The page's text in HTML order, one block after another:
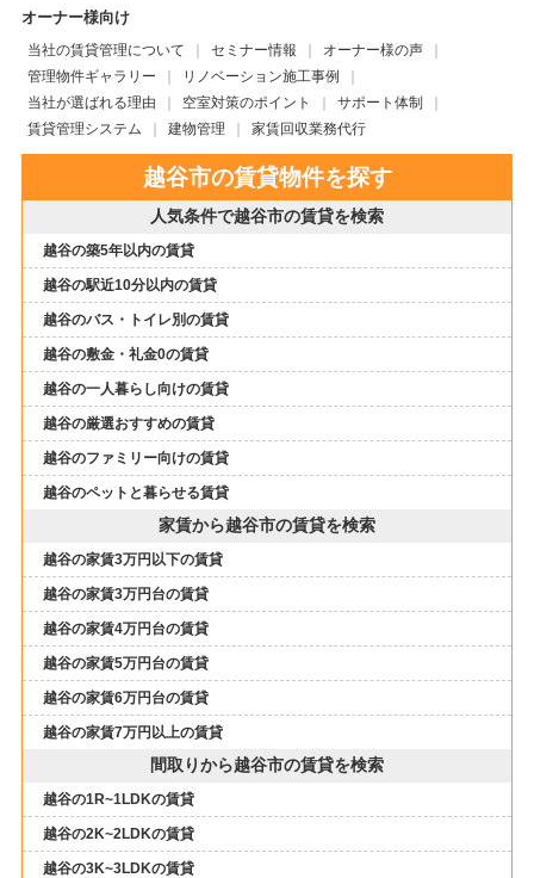
オーナー様向け
当社の賃貸管理について セミナー情報
オーナー様の声
管理物件ギャラリー
リノベーション施工事例
当社が選ばれる理由
空室対策のポイント
サポート体制
賃貸管理システム
建物管理 家賃回収業務代行
越谷市の賃貸物件を探す
人気条件で越谷市の賃貸を検索
越谷の築5年以内の賃貸
越谷の駅近10分以内の賃貸
越谷のバス・トイレ別の賃貸
越谷の敷金・礼金0の賃貸
越谷の一人暮らし向けの賃貸
越谷の厳選おすすめの賃貸
越谷のファミリー向けの賃貸
越谷のペットと暮らせる賃貸
家賃から越谷市の賃貸を検索
越谷の家賃3万円以下の賃貸
越谷の家賃3万円台の賃貸
越谷の家賃4万円台の賃貸
越谷の家賃5万円台の賃貸
越谷の家賃6万円台の賃貸
越谷の家賃7万円以上の賃貸
間取りから越谷市の賃貸を検索
越谷の1R~1LDKの賃貸
越谷の2K~2LDKの賃貸
越谷の3K~3LDKの賃貸